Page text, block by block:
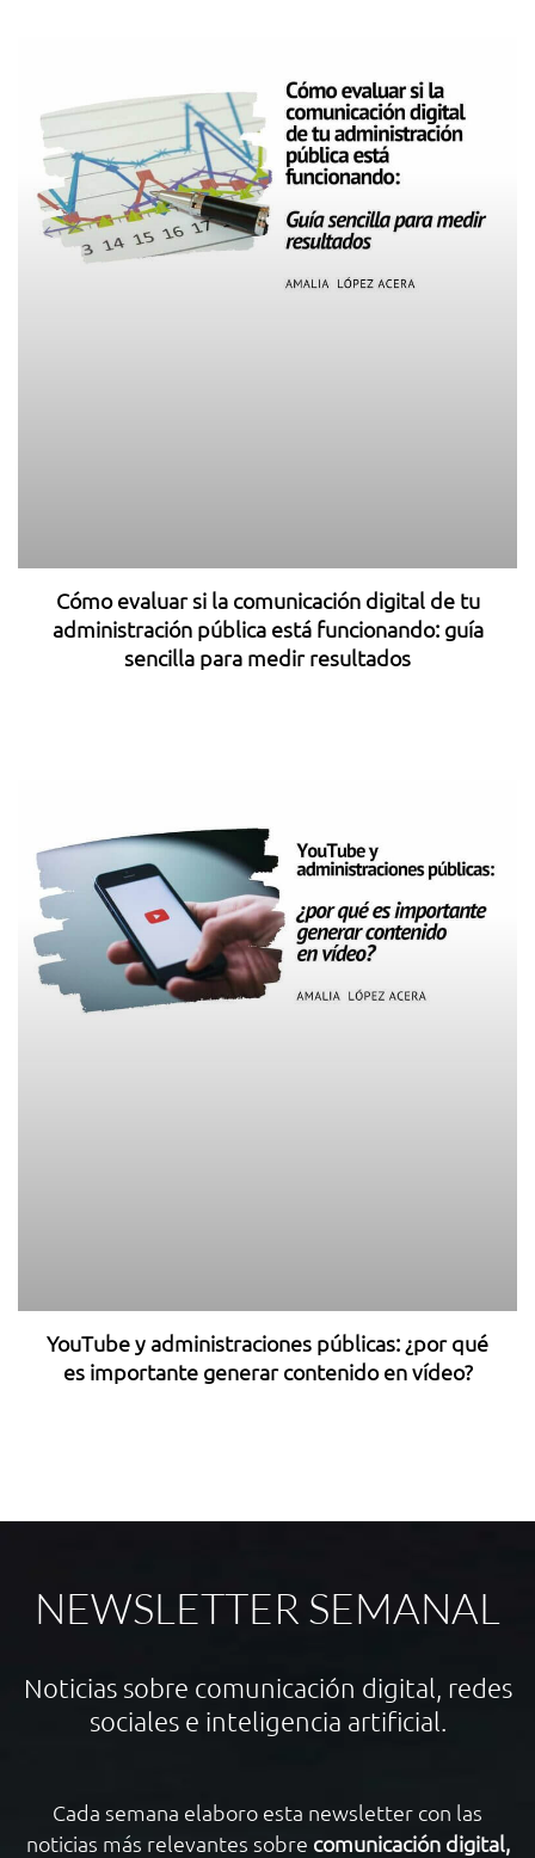
Cómo evaluar si la comunicación digital de tu
administración pública está funcionando: guía
sencilla para medir resultados
YouTube y administraciones públicas: ¿por qué
es importante generar contenido en vídeo?
NEWSLETTER SEMANAL
Noticias sobre comunicación digital, redes
sociales e inteligencia artificial.
Cada semana elaboro esta newsletter con las
noticias más relevantes sobre comunicación digital,